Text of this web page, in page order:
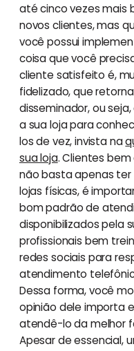
até cinco vezes mais
novos clientes, mas
você possui
coisa que você
cliente satisfeito é,
fidelizado, que
disseminador, ou
a sua loja para
los de vez, invista na
sua loja. Clientes
não basta apenas
lojas físicas, é
bom padrão de
disponibilizados pela
profissionais bem
redes sociais para
atendimento
Dessa forma, você
opinião dele importa
atendê-lo da melhor
Apesar de essencial,